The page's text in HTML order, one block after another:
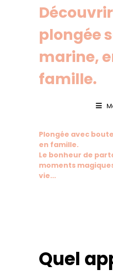
plongée
marine,
famille.
Plongée avec
en famille.
Le bonheur de
moments
vie...
Quel